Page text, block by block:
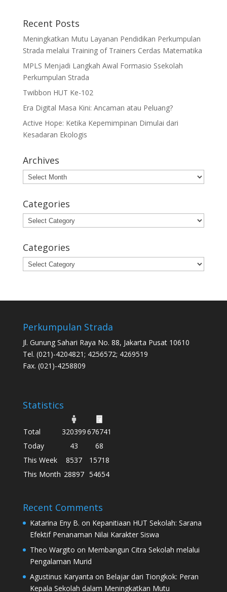
Recent Posts
Meningkatkan Mutu Layanan Pendidikan Perkumpulan
Strada melalui Training of Trainers Cerdas Matematika
MPLS Menjadi Langkah Awal Formasio Ssekolah
Perkumpulan Strada
Twibbon HUT Ke-102
Era Digital Masa Kini: Ancaman atau Peluang?
Active Hope: Ketika Kepemimpinan Dimulai dari
Kesadaran Ekologis
Archives
Archives
Categories
Categories
Categories
Categories
Perkumpulan Strada
Jl. Gunung Sahari Raya No. 88, Jakarta Pusat 10610
Tel. (021)-4204821; 4256572; 4269519
Fax. (021)-4258809
Statistics
Total 320399676741
Today
43
68
This Week
8537
15718
This Month 28897 54654
Recent Comments
Katarina Eny B. on Kepanitiaan HUT Sekolah: Sarana
Efektif Penanaman Nilai Karakter Siswa
Theo Wargito on Membangun Citra Sekolah melalui
Pengalaman Murid
Agustinus Karyanta on Belajar dari Tiongkok: Peran
Kepala Sekolah dalam Meningkatkan Mutu